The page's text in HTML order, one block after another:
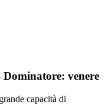
venere
capacità di